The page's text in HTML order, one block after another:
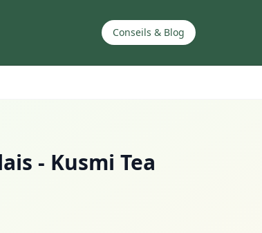
Conseils & Blog
- Kusmi Tea